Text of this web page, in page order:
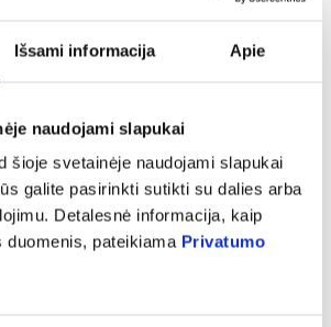
Išsami informacija Apie
naudojami slapukai
šioje svetainėje naudojami slapukai
galite pasirinkti sutikti su dalies arba
Detalesnė informacija, kaip
duomenis, pateikiama Privatumo
galėtumėte parodyti gydytojui.
kapsulių, gali pasireikšti pykinimas ir
– vidurių užkietėjimas, apetito
silpnumas, mieguistumas, stiprus
per 24 val. susidaryti didelis šlapimo
tyrimus kraujyje galima rasti didelį
didelis kalcio kiekis, gali pasireikšti